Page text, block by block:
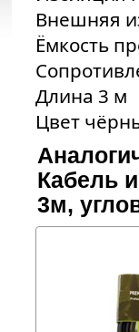
Внешняя
Ёмкость
Длина 3 м
Цвет
Кабель
3м,